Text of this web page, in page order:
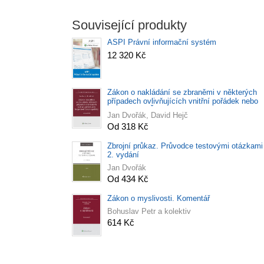
Související produkty
ASPI Právní informační systém
12 320 Kč
Zákon o nakládání se zbraněmi v některých
případech ovlivňujících vnitřní pořádek nebo
Jan Dvořák, David Hejč
Od 318 Kč
Zbrojní průkaz. Průvodce testovými
2. vydání
Jan Dvořák
Od 434 Kč
Zákon o myslivosti. Komentář
Bohuslav Petr a kolektiv
614 Kč